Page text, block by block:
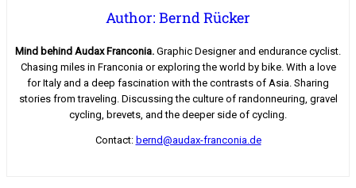
Author: Bernd Rücker
Mind behind Audax Franconia. Graphic Designer and endurance cyclist.
Chasing miles in Franconia or exploring the world by bike. With a love
for Italy and a deep fascination with the contrasts of Asia. Sharing
stories from traveling. Discussing the culture of randonneuring, gravel
cycling, brevets, and the deeper side of cycling.
Contact: bernd@audax-franconia.de